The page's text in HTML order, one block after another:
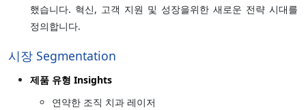
했습니다. 혁신, 고객 지원 및 성장을위한 새로운 전략 시대를
정의합니다.
시장 Segmentation
제품 유형 Insights
연약한 조직 치과 레이저